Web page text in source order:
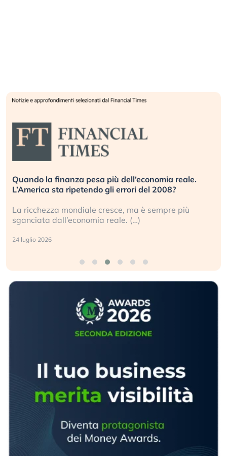
Quando la finanza pesa più dell’economia reale.
L’America sta ripetendo gli errori del 2008?
La ricchezza mondiale cresce, ma è sempre più
sganciata dall’economia reale. (…)
24 luglio 2026